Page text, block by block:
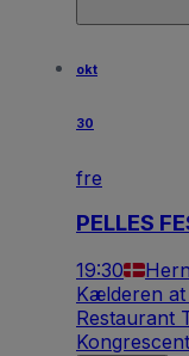
okt
30
fre
PELLES
19:30
Kælderen
Restaurant